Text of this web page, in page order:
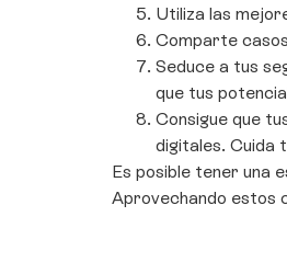
Utiliza las
Comparte
Seduce a tus
que tus
Consigue que
digitales. Cuida
Es posible tener una
Aprovechando estos